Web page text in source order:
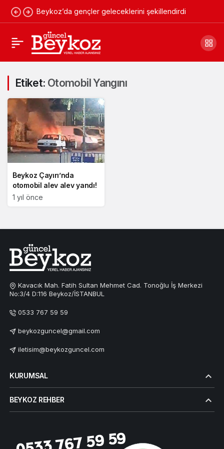
Beykoz’da gençler geleceklerini şekillendirdi
Etiket: Otomobil Yangını
Beykoz Çayırı’nda
otomobil alev alev yandı!
1 yıl önce
Kavacık Mah. Fatih Sultan Mehmet Cad. Tonoğlu İş Merkezi
No:3/4 D:116 Beykoz/İSTANBUL
0533 767 59 59
beykozguncel@gmail.com
iletisim@beykozguncel.com
KURUMSAL
BEYKOZ REHBER